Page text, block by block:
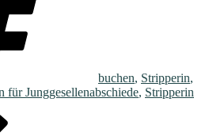
buchen, Stripperin,
für Junggesellenabschiede, Stripperin